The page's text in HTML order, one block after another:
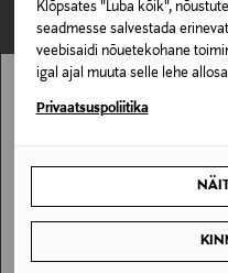
Klõpsates "Luba kõik",
seadmesse salvestada
veebisaidi nõuetekohane
igal ajal muuta selle lehe
Privaatsuspoliitika
Lõhna tüüp
Eau de Parfum
NOCOL
Suurus
60 ML
E-POE TAGASTUSED
Stockmann pole Sinu